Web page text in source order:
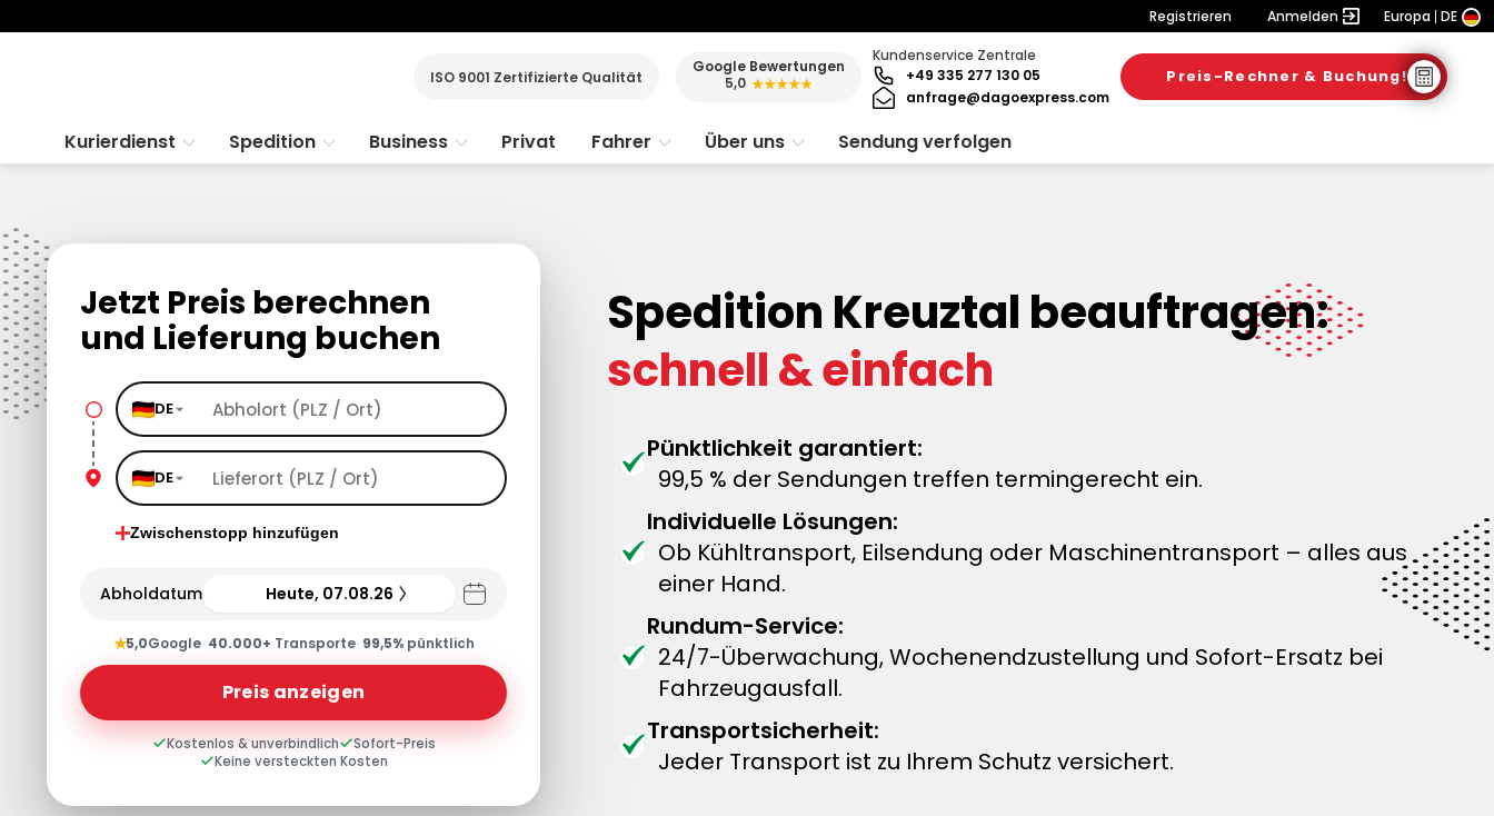
Registrieren Anmelden Europa DE
ISO 9001 Zertifizierte Qualität
Google Bewertungen
5,0 ★★★★★
Kundenservice Zentrale
+49 335 277 130 05
anfrage@dagoexpress.com
Preis-Rechner & Buchung!
Kurierdienst Spedition Business Privat Fahrer Über uns Sendung verfolgen
Jetzt Preis berechnen
und Lieferung buchen
DE
DE
Zwischenstopp hinzufügen
Abholdatum Heute, 07.08.26
★5,0Google· 40.000+ Transporte· 99,5%pünktlich
Preis anzeigen
Kostenlos & unverbindlich
Sofort-Preis
Keine versteckten Kosten
Spedition Kreuztal beauftragen:
schnell & einfach
Pünktlichkeit garantiert:
99,5 % der Sendungen treffen termingerecht ein.
Individuelle Lösungen:
Ob Kühltransport, Eilsendung oder Maschinentransport – alles aus
einer Hand.
Rundum-Service:
24/7-Überwachung, Wochenendzustellung und Sofort-Ersatz bei
Fahrzeugausfall.
Transportsicherheit:
Jeder Transport ist zu Ihrem Schutz versichert.